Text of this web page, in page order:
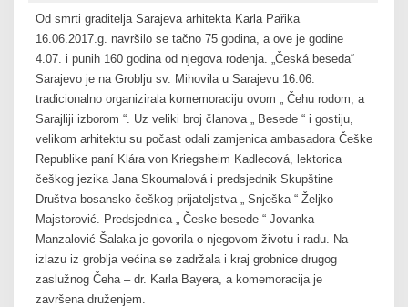
Od smrti graditelja Sarajeva arhitekta Karla Pařika
16.06.2017.g. navršilo se tačno 75 godina, a ove je godine
4.07. i punih 160 godina od njegova rođenja. „Česká beseda“
Sarajevo je na Groblju sv. Mihovila u Sarajevu 16.06.
tradicionalno organizirala komemoraciju ovom „ Čehu rodom, a
Sarajliji izborom “. Uz veliki broj članova „ Besede “ i gostiju,
velikom arhitektu su počast odali zamjenica ambasadora Češke
Republike paní Klára von Kriegsheim Kadlecová, lektorica
češkog jezika Jana Skoumalová i predsjednik Skupštine
Društva bosansko-češkog prijateljstva „ Snješka “ Željko
Majstorović. Predsjednica „ Česke besede “ Jovanka
Manzalović Šalaka je govorila o njegovom životu i radu. Na
izlazu iz groblja većina se zadržala i kraj grobnice drugog
zaslužnog Čeha – dr. Karla Bayera, a komemoracija je
završena druženjem.